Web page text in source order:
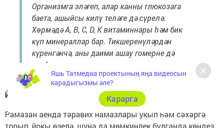
Организмга эләгеп, алар канны глюкозага
баета, ашыйсы килү теләге дә сүрелә.
Хөрмәдә А, В, С, D, K витаминнары һәм бик
күп минераллар бар. Тикшеренүләрдән
күренгәнчә, аны даими ашау гомерне дә
озайта.
Йоклап алу да файдалы
Рамазан аенда тәравих намазлары укып һәм сәхәргә
торып, йокы өзелә, шуңа да мөмкинлек булганда көндез
Яшь Татмедиа проектының яңа видеосын
карадыгызмы әле?
Карарга